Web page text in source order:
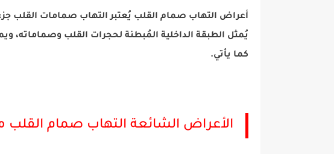
أعراض التهاب صمام القلب يُعتبر التهاب صمامات القلب
يُمثل الطبقة الداخلية المُبطنة لحجرات القلب وصماماته،
كما يأتي.
الأعراض الشائعة التهاب صمام القلب